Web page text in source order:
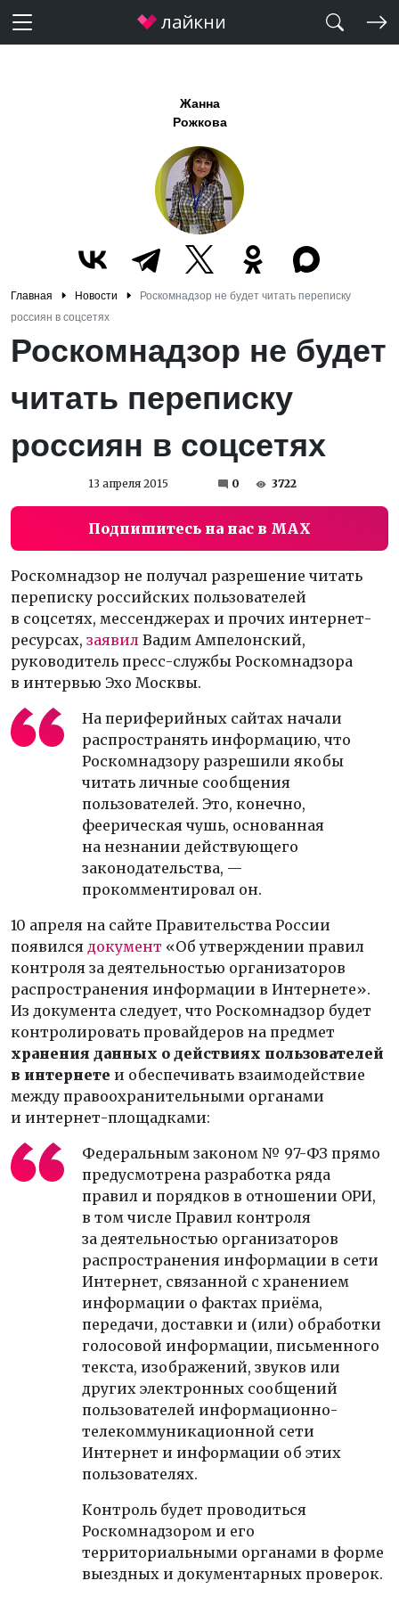
Жанна
Рожкова
Главная Новости
Роскомнадзор не будет читать переписку
россиян в соцсетях
Роскомнадзор не будет
читать переписку
россиян в соцсетях
13 апреля 2015 0 3722
Подпишитесь на нас в MAX
Роскомнадзор не получал разрешение читать
переписку российских пользователей
в соцсетях, мессенджерах и прочих интернет-
ресурсах, заявил Вадим Ампелонский,
руководитель пресс-службы Роскомнадзора
в интервью Эхо Москвы.
На периферийных сайтах начали
распространять информацию, что
Роскомнадзору разрешили якобы
читать личные сообщения
пользователей. Это, конечно,
феерическая чушь, основанная
на незнании действующего
законодательства, —
прокомментировал он.
10 апреля на сайте Правительства России
появился документ «Об утверждении правил
контроля за деятельностью организаторов
распространения информации в Интернете».
Из документа следует, что Роскомнадзор будет
контролировать провайдеров на предмет
хранения данных о действиях пользователей
в интернете и обеспечивать взаимодействие
между правоохранительными органами
и интернет-площадками:
Федеральным законом № 97-ФЗ прямо
предусмотрена разработка ряда
правил и порядков в отношении ОРИ,
в том числе Правил контроля
за деятельностью организаторов
распространения информации в сети
Интернет, связанной с хранением
информации о фактах приёма,
передачи, доставки и (или) обработки
голосовой информации, письменного
текста, изображений, звуков или
других электронных сообщений
пользователей информационно-
телекоммуникационной сети
Интернет и информации об этих
пользователях.
Контроль будет проводиться
Роскомнадзором и его
территориальными органами в форме
выездных и документарных проверок.